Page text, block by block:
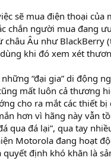
sẽ mua điện thoại của
người mua đang
Âu như BlackBerry
khi đó xem xét
“đại gia” di động
mất luôn cả thương
cho ra mắt các thiết
hơn vì hãng này vẫn
đá lại”, qua tay
Motorola đang hoạt
định khó khăn là